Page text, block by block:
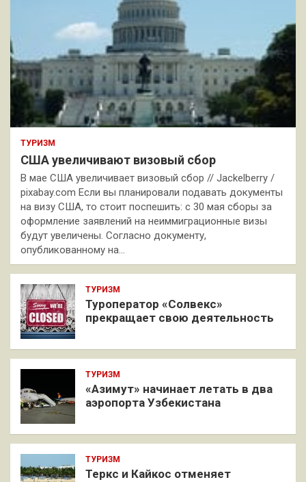
ТУРИЗМ
США увеличивают визовый сбор
В мае США увеличивает визовый сбор // Jackelberry /
pixabay.com Если вы планировали подавать документы
на визу США, то стоит поспешить: с 30 мая сборы за
оформление заявлений на неиммиграционные визы
будут увеличены. Согласно документу,
опубликованному на…
ТУРИЗМ
Туроператор «Солвекс»
прекращает свою деятельность
ТУРИЗМ
«Азимут» начинает летать в два
аэропорта Узбекистана
ТУРИЗМ
Теркс и Кайкос отменяет